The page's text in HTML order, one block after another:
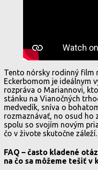
Tento nórsky rodinný film
Eckerbomom je ideálnym
rozpráva o Mariannovi,
stánku na Vianočných
medvedík, sníva o
rozmaznávať, no osud ho
spolu so svojím novým
čo v živote skutočne záleží.
FAQ – často kladené
na čo sa môžeme tešiť v